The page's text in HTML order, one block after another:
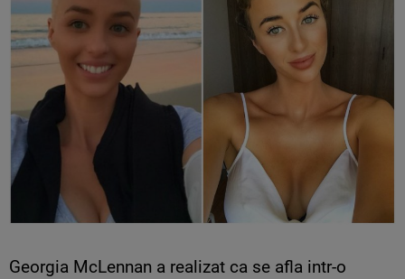
Georgia McLennan a realizat ca se afla intr-o